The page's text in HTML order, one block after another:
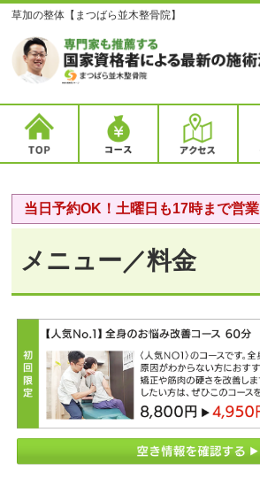
草加の整体【まつばら並木整骨院】
当日予約OK！土曜日も17時まで営業
メニュー／料金